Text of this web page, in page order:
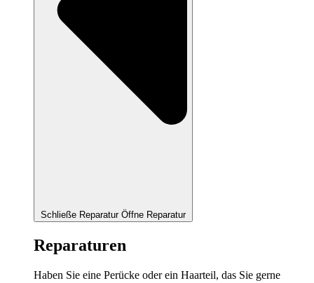
Schließe Reparatur Öffne Reparatur
Reparaturen
Haben Sie eine Perücke oder ein Haarteil, das Sie gerne